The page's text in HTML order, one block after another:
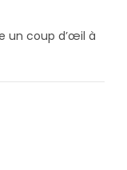
un coup d’œil à